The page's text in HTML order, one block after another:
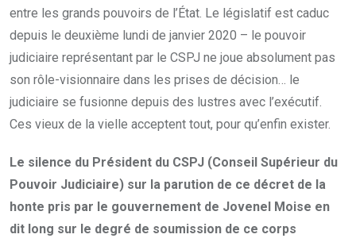
entre les grands pouvoirs de l’État. Le législatif est caduc
depuis le deuxième lundi de janvier 2020 – le pouvoir
judiciaire représentant par le CSPJ ne joue absolument pas
son rôle-visionnaire dans les prises de décision… le
judiciaire se fusionne depuis des lustres avec l’exécutif.
Ces vieux de la vielle acceptent tout, pour qu’enfin exister.
Le silence du Président du CSPJ (Conseil Supérieur du
Pouvoir Judiciaire) sur la parution de ce décret de la
honte pris par le gouvernement de Jovenel Moise en
dit long sur le degré de soumission de ce corps